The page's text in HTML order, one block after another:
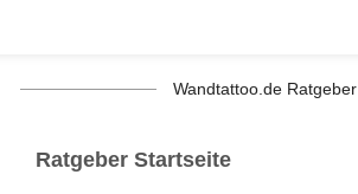
Wandtattoo.de Ratgeber
Ratgeber Startseite